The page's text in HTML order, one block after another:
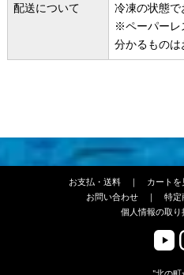
配送について
冷凍の状態で
※ペーパーレ
分かるものは
お支払・送料｜ カートを
お問い合わせ｜ 特定
個人情報の取り